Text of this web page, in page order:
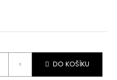
DO KOŠÍKU